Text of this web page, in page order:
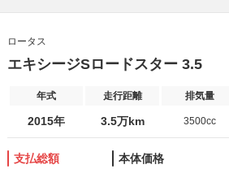
ロータス
エキシージSロードスター 3.5
年式 走行距離 排気量
2015年 3.5万km 3500cc
支払総額 本体価格